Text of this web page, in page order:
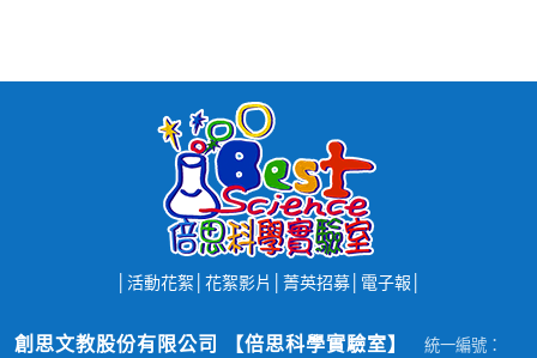
活動花絮 花絮影片 菁英招募│ 電子報
創思文教股份有限公司 【倍思科學實驗室】
統一編號：